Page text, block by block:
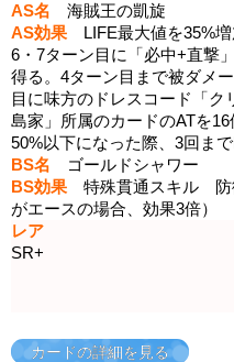
AS名 海賊王の凱旋
AS効果 LIFE最大値を35%増
6・7ターン目に「必中+直撃
得る。4ターン目まで被ダメ
目に味方のドレスコード「ク
島家」所属のカードのATを
50%以下になった際、3回まで
BS名 ゴールドシャワー
BS効果 特殊貫通スキル 防
がエースの場合、効果3倍）
レア
SR+
カードの詳細を見る